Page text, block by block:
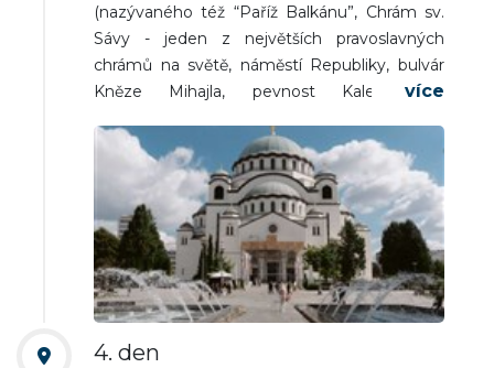
(nazývaného též “Paříž Balkánu”, Chrám sv.
Sávy - jeden z největších pravoslavných
chrámů na světě, náměstí Republiky, bulvár
Kněze Mihajla, pevnost Kalemegdan,
Návrat na ubytování. Večeře a nocleh.
4. den